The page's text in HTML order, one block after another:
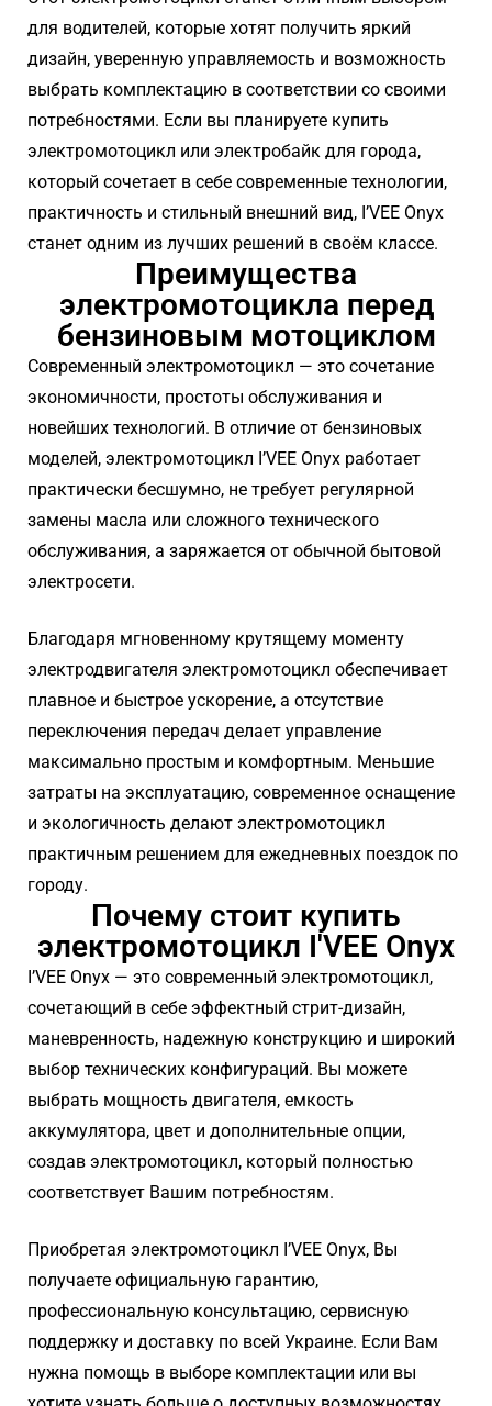
для водителей, которые хотят получить яркий
дизайн, уверенную управляемость и возможность
выбрать комплектацию в соответствии со своими
потребностями. Если вы планируете купить
электромотоцикл или электробайк для города,
который сочетает в себе современные технологии,
практичность и стильный внешний вид, I’VEE Onyx
станет одним из лучших решений в своём классе.
Преимущества
электромотоцикла перед
бензиновым мотоциклом
Современный электромотоцикл — это сочетание
экономичности, простоты обслуживания и
новейших технологий. В отличие от бензиновых
моделей, электромотоцикл I’VEE Onyx работает
практически бесшумно, не требует регулярной
замены масла или сложного технического
обслуживания, а заряжается от обычной бытовой
электросети.
Благодаря мгновенному крутящему моменту
электродвигателя электромотоцикл обеспечивает
плавное и быстрое ускорение, а отсутствие
переключения передач делает управление
максимально простым и комфортным. Меньшие
затраты на эксплуатацию, современное оснащение
и экологичность делают электромотоцикл
практичным решением для ежедневных поездок по
городу.
Почему стоит купить
электромотоцикл I'VEE Onyx
I’VEE Onyx — это современный электромотоцикл,
сочетающий в себе эффектный стрит-дизайн,
маневренность, надежную конструкцию и широкий
выбор технических конфигураций. Вы можете
выбрать мощность двигателя, емкость
аккумулятора, цвет и дополнительные опции,
создав электромотоцикл, который полностью
соответствует Вашим потребностям.
Приобретая электромотоцикл I’VEE Onyx, Вы
получаете официальную гарантию,
профессиональную консультацию, сервисную
поддержку и доставку по всей Украине. Если Вам
нужна помощь в выборе комплектации или вы